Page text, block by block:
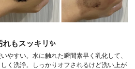
もスッキリ✨
やすい。水に触れた瞬間素早く乳化して、
く洗浄。しっかりオフされるけど洗い上が